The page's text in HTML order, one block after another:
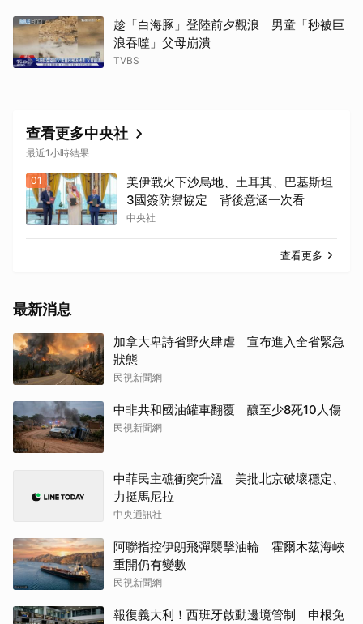
趁「白海豚」登陸前夕觀浪 男童「秒被巨
浪吞噬」父母崩潰
TVBS
查看更多中央社
最近1小時結果
01
美伊戰火下沙烏地、土耳其、巴基斯坦
3國簽防禦協定 背後意涵一次看
中央社
查看更多
最新消息
加拿大卑詩省野火肆虐 宣布進入全省緊急
狀態
民視新聞網
中非共和國油罐車翻覆 釀至少8死10人傷
民視新聞網
中菲民主礁衝突升溫 美批北京破壞穩定、
力挺馬尼拉
中央通訊社
阿聯指控伊朗飛彈襲擊油輪 霍爾木茲海峽
重開仍有變數
民視新聞網
報復義大利！西班牙啟動邊境管制 申根免